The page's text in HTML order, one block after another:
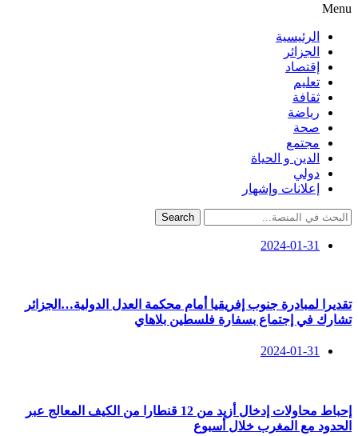
Menu
الرئيسية
الجزائر
إقتصاد
تعليم
ثقافة
رياضة
صحة
مجتمع
الدين و الحياة
دولي
إعلانات وإشهار
Search
2024-01-31
تقديرا لمبادرة جنوب إفريقيا أمام محكمة العدل الدولية…الجزائر
تشارك في إجتماع بسفارة فلسطين بلاهاي
2024-01-31
إحباط محاولات إدخال أزيد من 12 قنطارا من الكيف المعالج عبر
الحدود مع المغرب خلال أسبوع